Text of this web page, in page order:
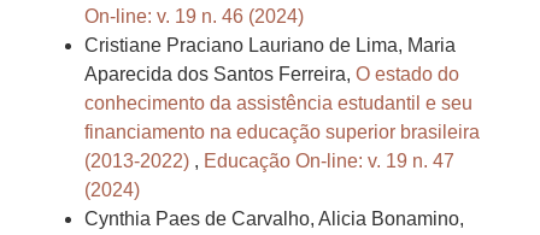
On-line: v. 19 n. 46 (2024)
Cristiane Praciano Lauriano de Lima, Maria
Aparecida dos Santos Ferreira, O estado do
conhecimento da assistência estudantil e seu
financiamento na educação superior brasileira
(2013-2022) , Educação On-line: v. 19 n. 47
(2024)
Cynthia Paes de Carvalho, Alicia Bonamino,